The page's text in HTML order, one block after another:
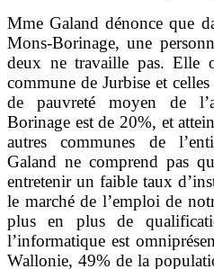
Mme Galand dénonce que
Mons-Borinage, une
deux ne travaille pas. Elle
commune de Jurbise et
de pauvreté moyen de
Borinage est de 20%, et
autres communes de
Galand ne comprend pas
entretenir un faible taux
le marché de l’emploi de
plus en plus de
l’informatique est
Wallonie, 49% de la